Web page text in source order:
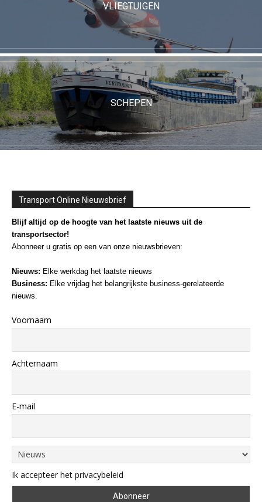
VLIEGTUIGEN
SCHEPEN
Transport Online Nieuwsbrief
Blijf altijd op de hoogte van het laatste nieuws uit de
transportsector!
Abonneer u gratis op een van onze nieuwsbrieven:
Nieuws: Elke werkdag het laatste nieuws
Business: Elke vrijdag het belangrijkste business-gerelateerde
nieuws.
Voornaam
Achternaam
E-mail
Ik accepteer het privacybeleid